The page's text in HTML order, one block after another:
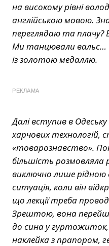
на високому рівні
англійською мовою.
переглядаю та плачу?
Ми танцювали вальс…
із золотою медаллю.
РЕКЛАМА
Далі вступив в
харчових технологій,
«товарознавство».
більшість розмовляла
виключно лише рідною
ситуація, коли він
що лекції треба
Зрештою, вона
до сина у гуртожиток,
наклейка з прапором,